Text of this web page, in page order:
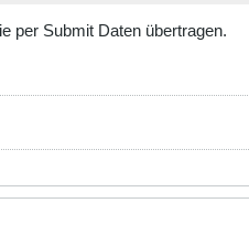
per Submit Daten übertragen.